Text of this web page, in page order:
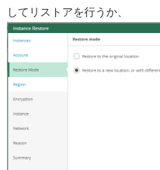
してリストアを行うか、